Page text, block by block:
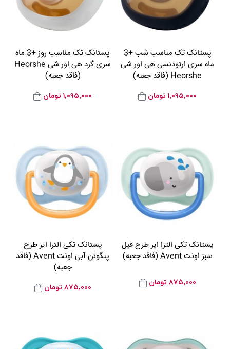
پستانک تک مناسب شب +3
ماه سری ارتودنسی هی اور شی
Heorshe (فاقد جعبه)
۱,۰۹۵,۰۰۰ تومان
پستانک تک مناسب روز +3 ماه
سری گرد هی اور شی Heorshe
(فاقد جعبه)
۱,۰۹۵,۰۰۰ تومان
پستانک تکی الترا ایر طرح فیل
سبز اونت Avent (فاقد جعبه)
۸۷۵,۰۰۰ تومان
پستانک تکی الترا ایر طرح
پنگوئن آبی اونت Avent (فاقد
جعبه)
۸۷۵,۰۰۰ تومان